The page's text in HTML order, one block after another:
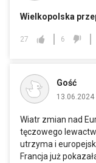
Wielkopolska
27 6
Gość
13.06.2024
Wiatr zmian nad
tęczowego
utrzyma i
Francja już